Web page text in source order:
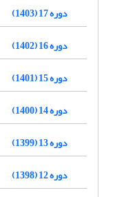
دوره 17 (1403)
دوره 16 (1402)
دوره 15 (1401)
دوره 14 (1400)
دوره 13 (1399)
دوره 12 (1398)